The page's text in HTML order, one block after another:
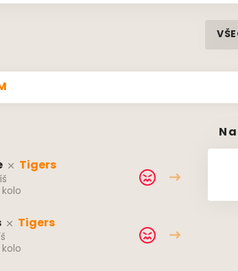
a na úvod odešly bez prohry. V elévech
Tigers
Tigers